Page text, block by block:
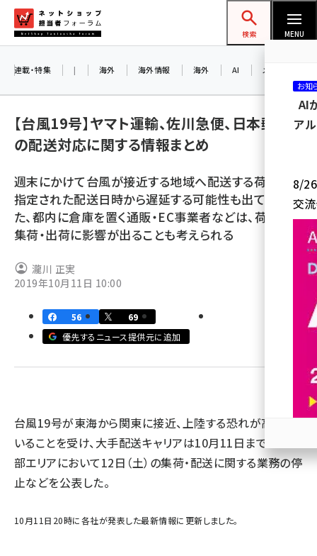
ン
ネットショップ担当者フォーラム
検索 MENU
yahoo (1894)
楽天 (1863)
ecbeing (1203)
アスクル (1112)
base (1068)
ビィ・フォアード (768)
revico (737)
連載・特集 | 海外 海外情報 海外 AI メタバース
【台風19号】ヤマト運輸、佐川急便、日本郵便
の配送対応に関する情報まとめ
週末にかけて台風が接近する地域へ配送する荷物は、
指定された配送日時から遅延する可能性も出てくる。ま
た、都内に倉庫を置く通販・EC事業者などは、荷物の
集荷・出荷に影響が出ることも考えられる
瀧川 正実
2019年10月11日 10:00
56
69
優先するニュース提供元に追加
台風19号が東海から関東に接近、上陸する恐れが高まって
いることを受け、大手配送キャリアは10月11日までに、一
部エリアにおいて12日（土）の集荷・配送に関する業務の停
止などを公表した。
10月11日20時に各社が発表した最新情報に更新しました。
お知
AI
ア
8/26
交
参